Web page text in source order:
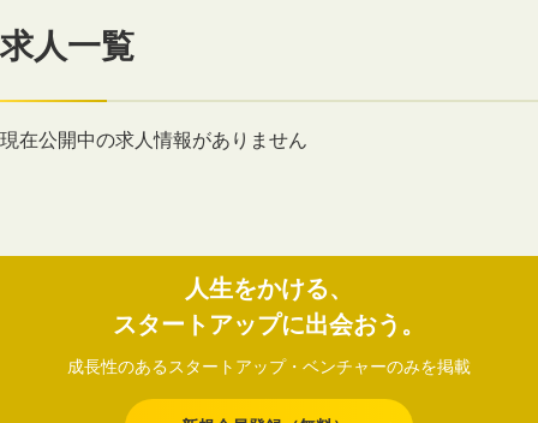
求人一覧
現在公開中の求人情報がありません
人生をかける、
スタートアップに出会おう。
成長性のあるスタートアップ・ベンチャーのみを掲載